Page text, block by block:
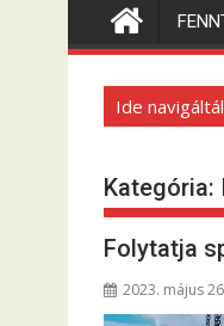
Ide navigáltál
Kategória:
Folytatja
2023. május